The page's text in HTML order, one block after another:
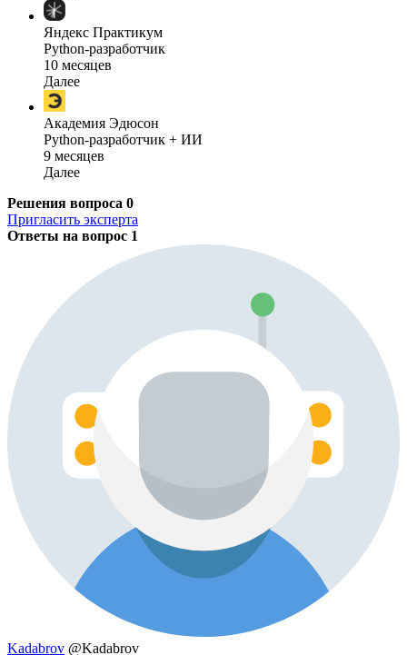
Яндекс Практикум
Python-разработчик
10 месяцев
Далее
Академия Эдюсон
Python-разработчик + ИИ
9 месяцев
Далее
Решения вопроса 0
Пригласить эксперта
Ответы на вопрос 1
Kadabrov @Kadabrov